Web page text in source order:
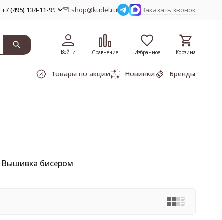
+7 (495) 134-11-99 shop@kudel.ru Заказать звонок
Войти Сравнение Избранное Корзина
Товары по акции Новинки Бренды
Вышивка бисером